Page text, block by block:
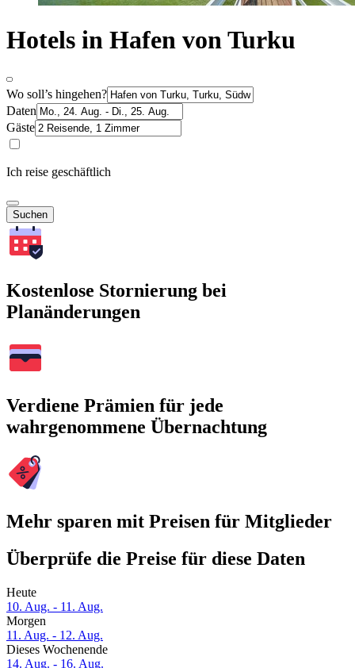
Hotels in Hafen von Turku
Wo soll’s hingehen?
Daten
Gäste
Ich reise geschäftlich
Suchen
Kostenlose Stornierung bei
Planänderungen
Verdiene Prämien für jede
wahrgenommene Übernachtung
Mehr sparen mit Preisen für Mitglieder
Überprüfe die Preise für diese Daten
Heute
10. Aug. - 11. Aug.
Morgen
11. Aug. - 12. Aug.
Dieses Wochenende
14. Aug. - 16. Aug.